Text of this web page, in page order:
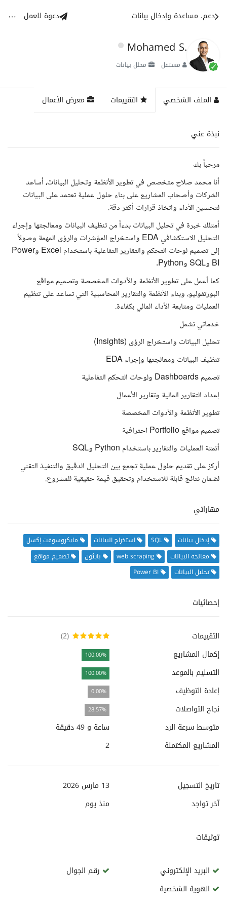
دعم، مساعدة وإدخال بيانات دعوة للعمل
Mohamed S.
مستقل محلل بيانات
الملف الشخصي التقييمات معرض الأعمال
نبذة عني
مرحباً بك
أنا محمد صلاح متخصص في تطوير الأنظمة وتحليل البيانات، أساعد
الشركات وأصحاب المشاريع على بناء حلول عملية تعتمد على البيانات
لتحسين الأداء واتخاذ قرارات أكثر دقة.
أمتلك خبرة في تحليل البيانات بدءاً من تنظيف البيانات ومعالجتها وإجراء
التحليل الاستكشافي EDA واستخراج المؤشرات والرؤى المهمة وصولاً
إلى تصميم لوحات التحكم والتقارير التفاعلية باستخدام Excel وPower
BI وSQL وPython.
كما أعمل على تطوير الأنظمة والأدوات المخصصة وتصميم مواقع
البورتفوليو، وبناء الأنظمة والتقارير المحاسبية التي تساعد على تنظيم
العمليات ومتابعة الأداء المالي بكفاءة.
خدماتي تشمل
تحليل البيانات واستخراج الرؤى (Insights)
تنظيف البيانات ومعالجتها وإجراء EDA
تصميم Dashboards ولوحات التحكم التفاعلية
إعداد التقارير المالية وتقارير الأعمال
تطوير الأنظمة والأدوات المخصصة
تصميم مواقع Portfolio احترافية
أتمتة العمليات والتقارير باستخدام Python وSQL
أركز على تقديم حلول عملية تجمع بين التحليل الدقيق والتنفيذ التقني
لضمان نتائج قابلة للاستخدام وتحقيق قيمة حقيقية للمشروع.
مهاراتي
إدخال بيانات SQL استخراج البيانات
مايكروسوفت إكسل
معالجة البيانات
web scraping بايثون
تصميم مواقع
تحليل البيانات
Power BI
إحصائيات
التقييمات
(2)
إكمال المشاريع
100.00%
التسليم بالموعد 100.00%
إعادة التوظيف 0.00%
نجاح التواصلات 28.57%
متوسط سرعة الرد
ساعة و 49 دقيقة
المشاريع المكتملة
2
تاريخ التسجيل
13 مارس 2026
آخر تواجد
منذ يوم
توثيقات
البريد الإلكتروني
رقم الجوال
الهوية الشخصية